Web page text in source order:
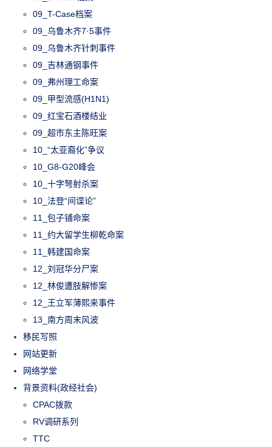
09_T-Case档案
09_乌鲁木齐7·5事件
09_乌鲁木齐针刺事件
09_吉林通钢事件
09_弗州理工命案
09_甲型流感(H1N1)
09_红宝石酒楼结业
09_超市东主陈旺案
10_“太亚裔化”争议
10_G8-G20峰会
10_十字弩射杀案
10_法登“间谍论”
11_包子铺命案
11_约大留学生柳乾命案
11_韩建国命案
12_刘冠华分尸案
12_林俊遭肢解惨案
12_王立军薄熙来事件
13_南方周末风波
移民写照
网站更新
网络学堂
背景资料(政经社会)
CPAC拨款
RV调研系列
TTC